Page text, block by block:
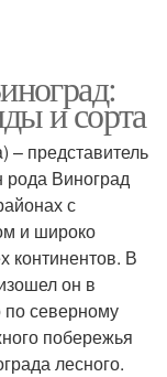
и сорта
– представитель
рода Виноград
с
и широко
континентов. В
он в
по северному
побережья
лесного.